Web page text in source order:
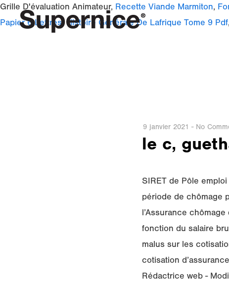
Grille D'évaluation Animateur, Recette Viande Marmiton,
Papier 6 Lettres ,Histoire Générale De Lafrique Tome 9 Pdf
9 janvier 2021 - No
le c,
SIRET de Pôle
période de chômage
l’Assurance
fonction du salaire
malus sur les
cotisation
Rédactrice web -